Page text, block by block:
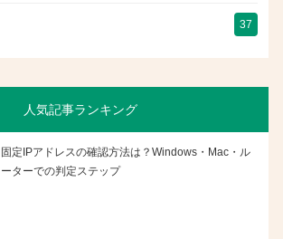
37
人気記事ランキング
固定IPアドレスの確認方法は？Windows・Mac・ル
ーターでの判定ステップ